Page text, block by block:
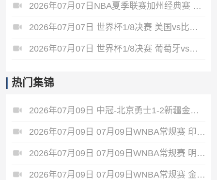
2026年07月07日NBA夏季联赛加州经典赛 热火 - 勇士 全场录像
2026年07月07日 世界杯1/8决赛 美国vs比利时 全场录像
2026年07月07日 世界杯1/8决赛 葡萄牙vs西班牙 全场录像
热门集锦
2026年07月09日 中冠-北京勇士1-2新疆金盾 阿布都热依木头球建功
2026年07月09日 07月09日WNBA常规赛 印第安纳狂热92-106洛杉矶火花 全场集锦
2026年07月09日 07月09日WNBA常规赛 明尼苏达山猫86-80康涅狄格太阳 全场集锦
2026年07月09日 07月09日WNBA常规赛 金州女武神83-75多伦多节奏 全场集锦